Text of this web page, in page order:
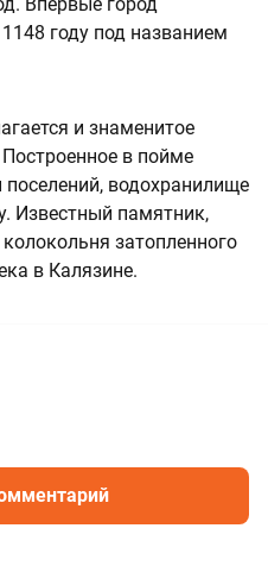
году под названием
и знаменитое
в пойме
поселений, водохранилище
Известный памятник,
затопленного
в Калязине.